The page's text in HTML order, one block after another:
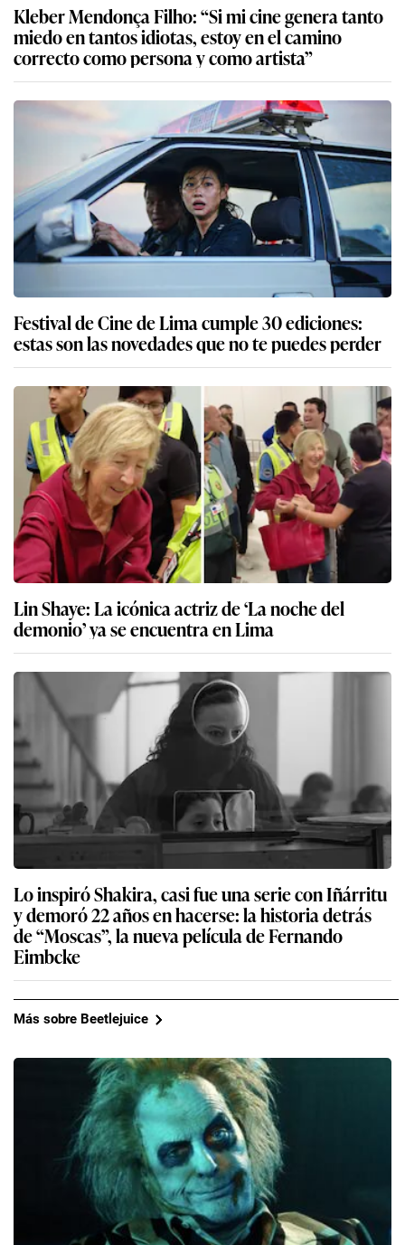
Kleber Mendonça Filho: “Si mi cine genera tanto
miedo en tantos idiotas, estoy en el camino
correcto como persona y como artista”
Festival de Cine de Lima cumple 30 ediciones:
estas son las novedades que no te puedes perder
Lin Shaye: La icónica actriz de ‘La noche del
demonio’ ya se encuentra en Lima
Lo inspiró Shakira, casi fue una serie con Iñárritu
y demoró 22 años en hacerse: la historia detrás
de “Moscas”, la nueva película de Fernando
Eimbcke
Más sobre Beetlejuice